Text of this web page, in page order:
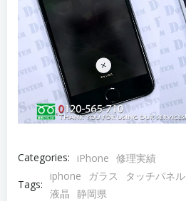
Categories: iPhone 修理実績
Tags:
iphone ガラス タッチパネル
液晶 静岡県